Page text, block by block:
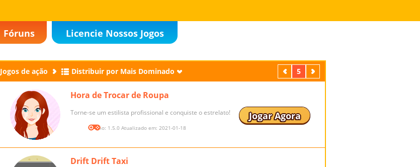
Fóruns Licencie Nossos Jogos
Jogos de ação Distribuir por Mais Dominado Anterior
5 Próximo
Hora de Trocar de Roupa
Torne-se um estilista profissional e conquiste o estrelato!
Versão: 1.5.0 Atualizado em: 2021-01-18
Jogar Agora
Drift Drift Taxi